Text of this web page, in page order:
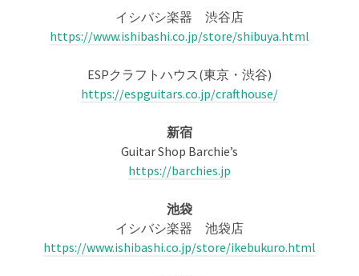
イシバシ楽器 渋谷店
https://www.ishibashi.co.jp/store/shibuya.html
ESPクラフトハウス(東京・渋谷)
https://espguitars.co.jp/crafthouse/
新宿
Guitar Shop Barchie’s
https://barchies.jp
池袋
イシバシ楽器 池袋店
https://www.ishibashi.co.jp/store/ikebukuro.html